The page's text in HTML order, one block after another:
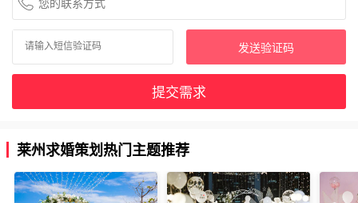
发送验证码
提交需求
莱州求婚策划热门主题推荐